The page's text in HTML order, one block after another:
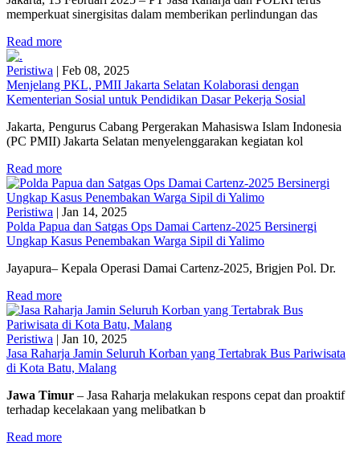
memperkuat sinergisitas dalam memberikan perlindungan das
Read more
Peristiwa | Feb 08, 2025
Menjelang PKL, PMII Jakarta Selatan Kolaborasi dengan
Kementerian Sosial untuk Pendidikan Dasar Pekerja Sosial
Jakarta, Pengurus Cabang Pergerakan Mahasiswa Islam Indonesia
(PC PMII) Jakarta Selatan menyelenggarakan kegiatan kol
Read more
Peristiwa | Jan 14, 2025
Polda Papua dan Satgas Ops Damai Cartenz-2025 Bersinergi
Ungkap Kasus Penembakan Warga Sipil di Yalimo
Jayapura– Kepala Operasi Damai Cartenz-2025, Brigjen Pol. Dr.
Read more
Peristiwa | Jan 10, 2025
Jasa Raharja Jamin Seluruh Korban yang Tertabrak Bus Pariwisata
di Kota Batu, Malang
Jawa Timur – Jasa Raharja melakukan respons cepat dan proaktif
terhadap kecelakaan yang melibatkan b
Read more